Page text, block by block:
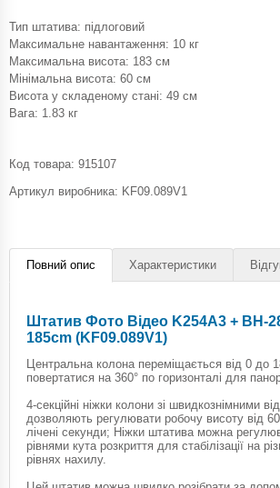
Тип штатива: підлоговий
Максимальне навантаження: 10 кг
Максимальна висота: 183 см
Мінімальна висота: 60 ​​см
Висота у складеному стані: 49 см
Вага: 1.83 кг
Код товара: 915107
Артикул виробника: KF09.089V1
Повний опис Характеристики
Штатив Фото Відео K254A3 + BH-
185cm (KF09.089V1)
Центральна колона переміщається від 0 до
повертатися на 360° по горизонталі для
4-секційні ніжки колони зі швидкознімними
дозволяють регулювати робочу висоту від
лічені секунди; Ніжки штатива можна
рівнями кута розкриття для стабілізації на
рівнях нахилу.